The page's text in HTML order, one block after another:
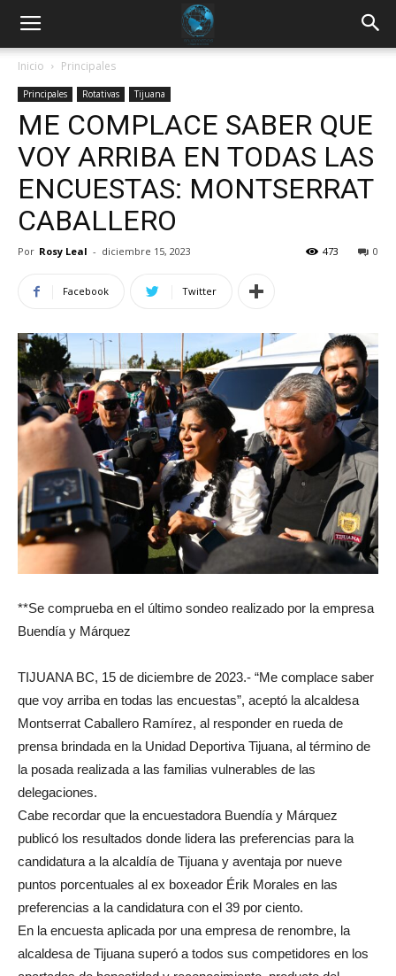
Inicio Principales
Principales Rotativas Tijuana
ME COMPLACE SABER QUE
VOY ARRIBA EN TODAS LAS
ENCUESTAS: MONTSERRAT
CABALLERO
Por Rosy Leal - diciembre 15, 2023 0
473
Facebook Twitter
**Se comprueba en el último sondeo realizado por la empresa
Buendía y Márquez
TIJUANA BC, 15 de diciembre de 2023.- “Me complace saber
que voy arriba en todas las encuestas”, aceptó la alcaldesa
Montserrat Caballero Ramírez, al responder en rueda de
prensa brindada en la Unidad Deportiva Tijuana, al término de
la posada realizada a las familias vulnerables de las
delegaciones.
Cabe recordar que la encuestadora Buendía y Márquez
publicó los resultados donde lidera las preferencias para la
candidatura a la alcaldía de Tijuana y aventaja por nueve
puntos porcentuales al ex boxeador Érik Morales en las
preferencias a la candidatura con el 39 por ciento.
En la encuesta aplicada por una empresa de renombre, la
alcaldesa de Tijuana superó a todos sus competidores en los